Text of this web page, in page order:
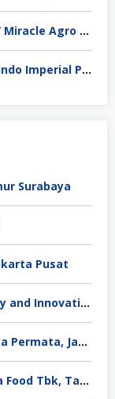
Operator Produksi Makanan CV Miracle Agro Spices Sidoarjo
Staff Finishing Percetakan Venindo Imperial Perkasa Bandung Kota
Surabaya
Pusat
Satpam PT Paragon Technology and Innovation Jakarta
Legal Manager PT Yafindo Mega Permata, Jakarta Barat
Security PT Tiga Pilar Sejahtera Food Tbk, Tangerang